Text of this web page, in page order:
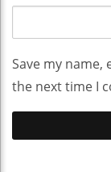
Save my
the next time I